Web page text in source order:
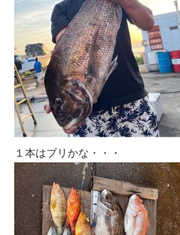
１本はブリかな・・・